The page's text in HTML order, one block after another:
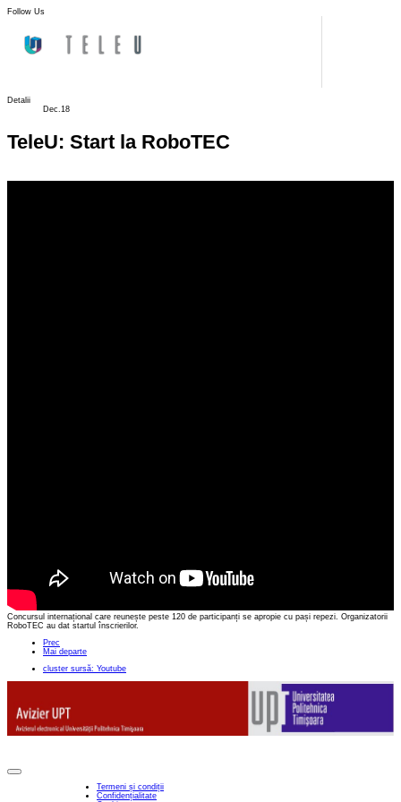
Follow Us
Detalii
Dec.18
TeleU: Start la RoboTEC
Concursul internațional care reunește peste 120 de participanți se apropie cu pași repezi. Organizatorii
RoboTEC au dat startul înscrierilor.
Prec
Mai departe
cluster sursă: Youtube
Termeni și condiții
Confidențialitate